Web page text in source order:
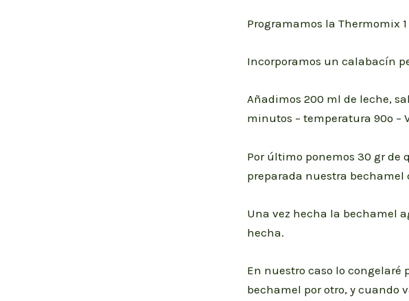
Programamos la Thermomix
Incorporamos un calabacín
Añadimos 200 ml de leche,
minutos – temperatura 90º –
Por último ponemos 30 gr de
preparada nuestra bechamel
Una vez hecha la bechamel
hecha.
En nuestro caso lo congelaré
bechamel por otro, y cuando